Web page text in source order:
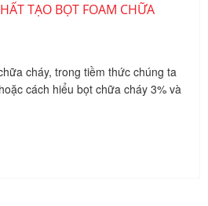
TẠO BỌT FOAM CHỮA
cháy, trong tiềm thức chúng ta
cách hiểu bọt chữa cháy 3% và